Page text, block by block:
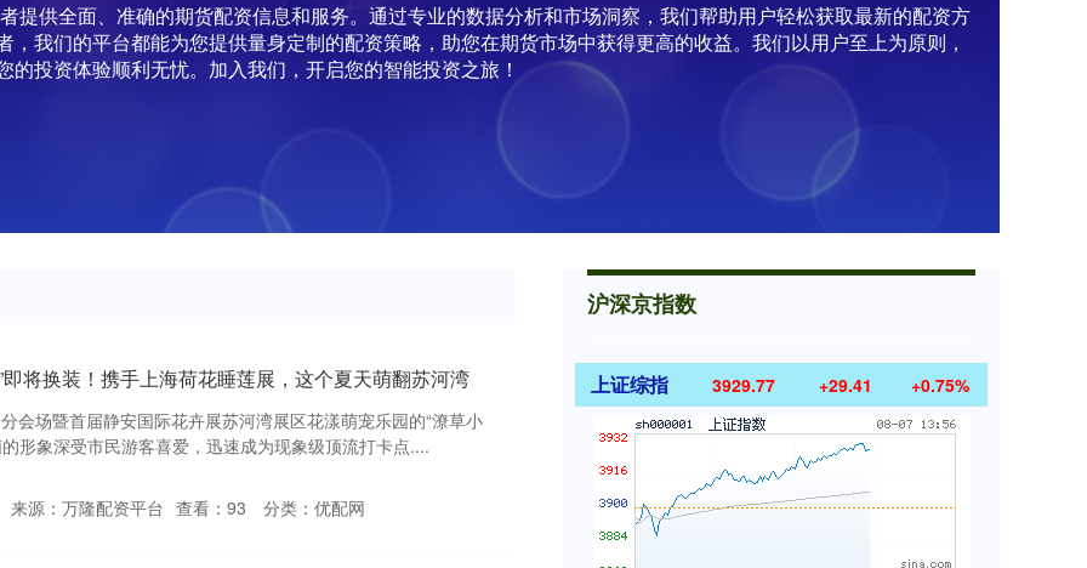
提供全面、准确的期货配资信息和服务。通过专业的数据分析和市场洞察，我们帮助用户轻松获取最新的配资方
我们的平台都能为您提供量身定制的配资策略，助您在期货市场中获得更高的收益。我们以用户至上为原则，
投资体验顺利无忧。加入我们，开启您的智能投资之旅！
即将换装！携手上海荷花睡莲展，这个夏天萌翻苏河湾
会场暨首届静安国际花卉展苏河湾展区花漾萌宠乐园的“潦草小
形象深受市民游客喜爱，迅速成为现象级顶流打卡点....
来源：万隆配资平台 查看： 93 分类： 优配网
沪深京指数
上证综指 3929.77 +29.41 +0.75%